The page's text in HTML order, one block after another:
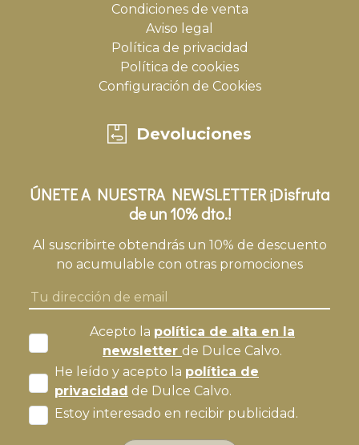
Condiciones de venta
Aviso legal
Política de privacidad
Política de cookies
Configuración de Cookies
Devoluciones
ÚNETE A NUESTRA NEWSLETTER ¡Disfruta
de un 10% dto.!
Al suscribirte obtendrás un 10% de descuento
no acumulable con otras promociones
Acepto la política de alta en la
newsletter de Dulce Calvo.
He leído y acepto la política de
privacidad de Dulce Calvo.
Estoy interesado en recibir publicidad.